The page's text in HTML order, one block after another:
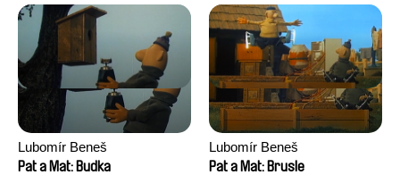
Lubomír Beneš
Pat a Mat: Budka
Lubomír Beneš
Pat a Mat: Brusle